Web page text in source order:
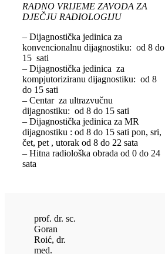
RADNO VRIJEME ZAVODA ZA
DJEČJU RADIOLOGIJU
– Dijagnostička jedinica za
konvencionalnu dijagnostiku: od 8 do
15 sati
– Dijagnostička jedinica za
kompjutoriziranu dijagnostiku: od 8
do 15 sati
– Centar za ultrazvučnu
dijagnostiku: od 8 do 15 sati
– Dijagnostička jedinica za MR
dijagnostiku : od 8 do 15 sati pon, sri,
čet, pet , utorak od 8 do 22 sata
– Hitna radiološka obrada od 0 do 24
sata
prof. dr. sc.
Goran
Roić, dr.
med.